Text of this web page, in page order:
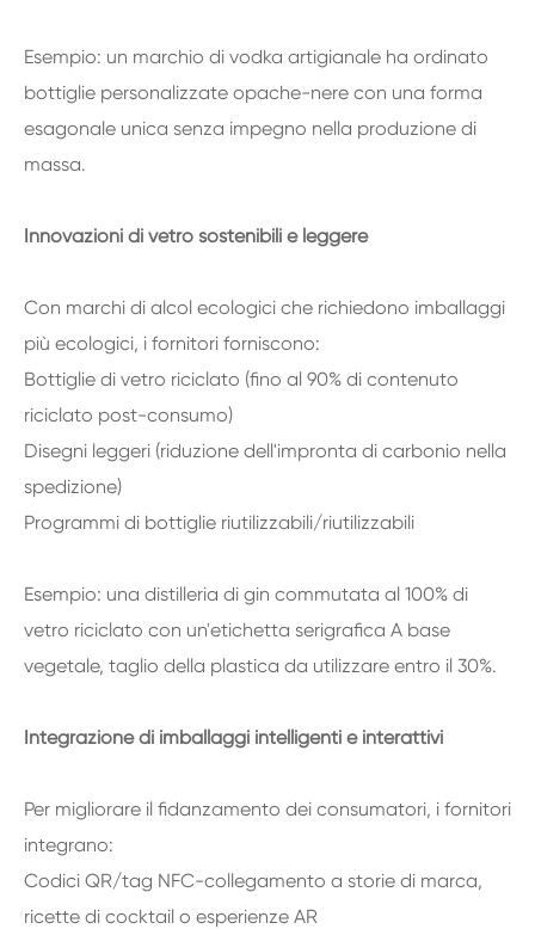
Esempio: un marchio di vodka artigianale ha ordinato
bottiglie personalizzate opache-nere con una forma
esagonale unica senza impegno nella produzione di
massa.
Innovazioni di vetro sostenibili e leggere
Con marchi di alcol ecologici che richiedono imballaggi
più ecologici, i fornitori forniscono:
Bottiglie di vetro riciclato (fino al 90% di contenuto
riciclato post-consumo)
Disegni leggeri (riduzione dell'impronta di carbonio nella
spedizione)
Programmi di bottiglie riutilizzabili/riutilizzabili
Esempio: una distilleria di gin commutata al 100% di
vetro riciclato con un'etichetta serigrafica A base
vegetale, taglio della plastica da utilizzare entro il 30%.
Integrazione di imballaggi intelligenti e interattivi
Per migliorare il fidanzamento dei consumatori, i fornitori
integrano:
Codici QR/tag NFC-collegamento a storie di marca,
ricette di cocktail o esperienze AR